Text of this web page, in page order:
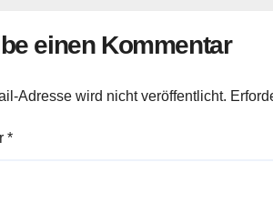
einen Kommentar
Adresse wird nicht veröffentlicht.
*